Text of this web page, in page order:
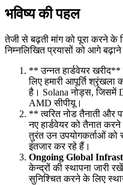
भविष्य की पहल
तेजी से बढ़ती मांग को पूरा करने
निम्नलिखित प्रयासों को आगे बढ़ाने
** उन्नत हार्डवेयर
लिए हमारी आपूर्ति
है। Solana नोड्स, जिसमें
AMD सीपीयू।
** त्वरित नोड तैनाती और
नए हार्डवेयर को तैनात
तुरंत उन उपयोगकर्ताओं को
इंतजार कर रहे हैं।
Ongoing Global
केन्द्रों की स्थापना जारी
सुनिश्चित करने के लिए